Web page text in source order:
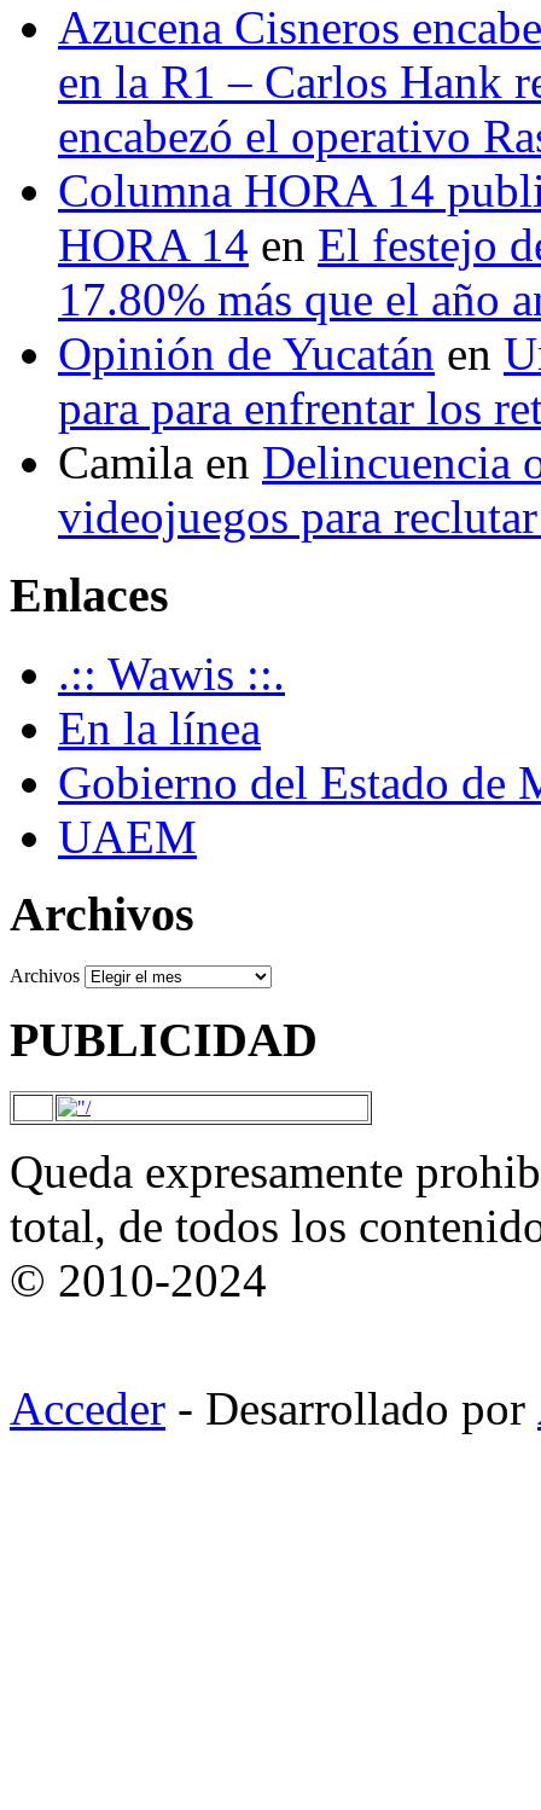
Azucena Cisneros
en la R1 – Carlos Hank
encabezó el operativo
Columna HORA 14
HORA 14 en El festejo
17.80% más que el año
Opinión de Yucatán en
para para enfrentar los
Camila en Delincuencia
videojuegos para
Enlaces
.:: Wawis ::.
En la línea
Gobierno del Estado de
UAEM
Archivos
Archivos
PUBLICIDAD
Queda expresamente
total, de todos los
© 2010-2024
Acceder - Desarrollado por